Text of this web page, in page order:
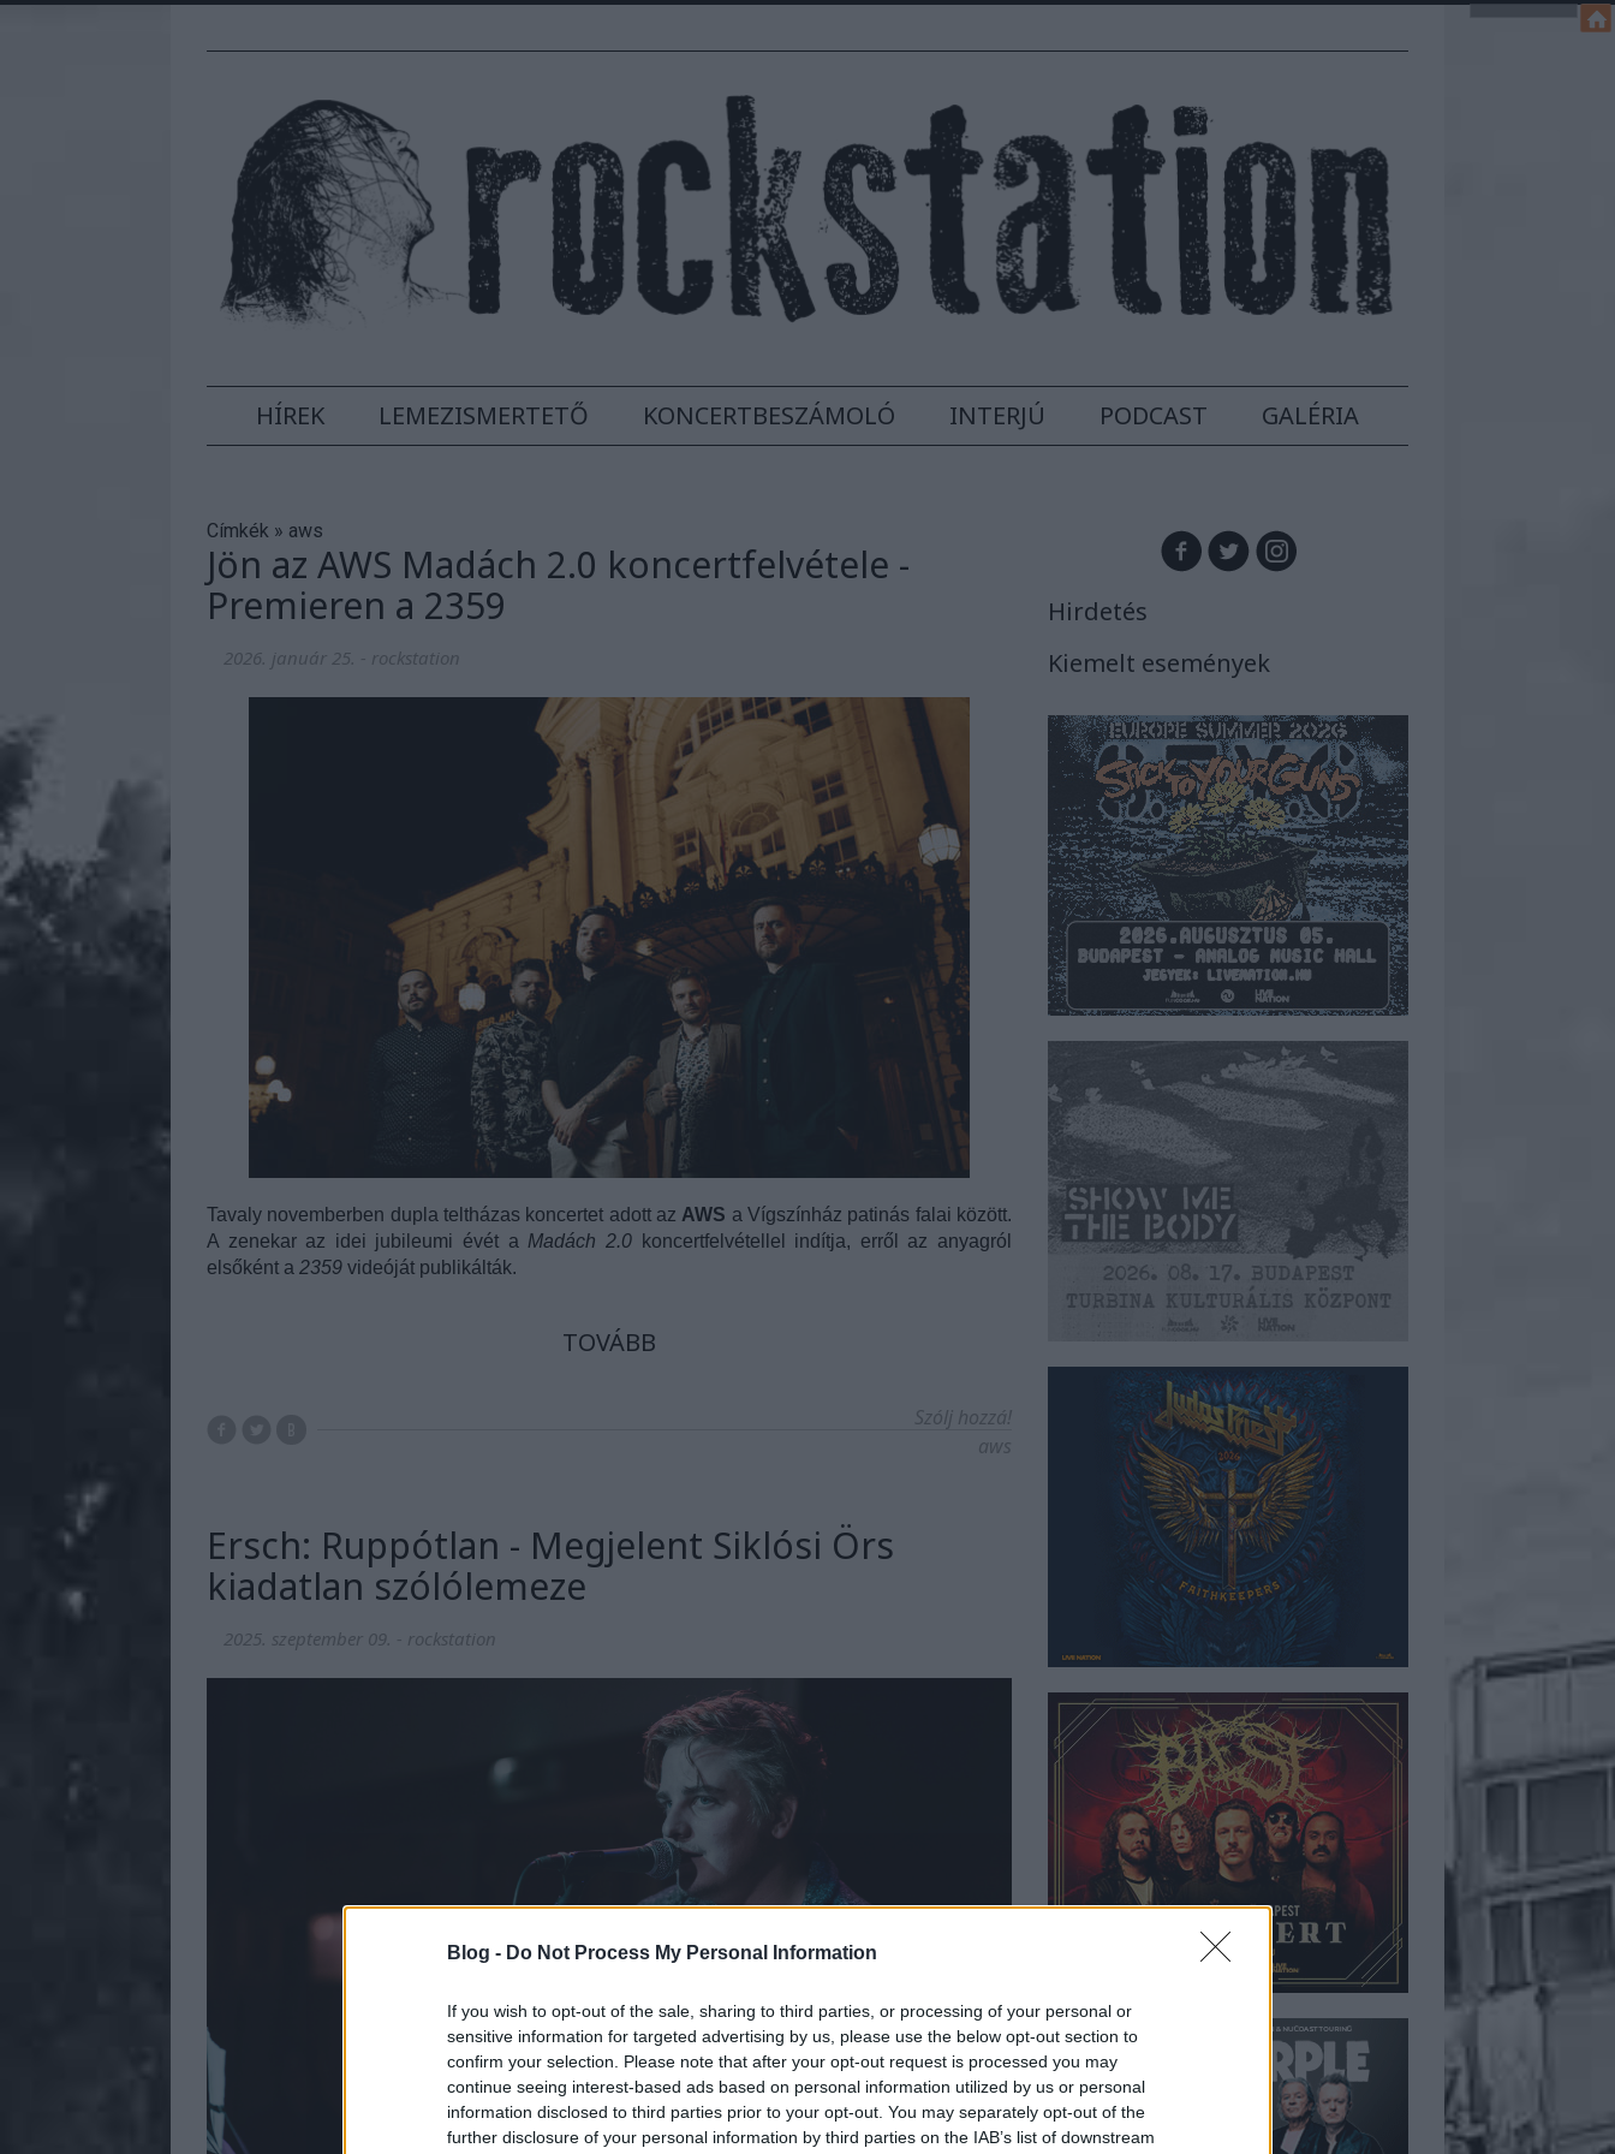
Blog - Do Not Process My Personal Information
If you wish to opt-out of the sale, sharing to third parties, or processing of your personal or
sensitive information for targeted advertising by us, please use the below opt-out section to
confirm your selection. Please note that after your opt-out request is processed you may
continue seeing interest-based ads based on personal information utilized by us or personal
information disclosed to third parties prior to your opt-out. You may separately opt-out of the
further disclosure of your personal information by third parties on the IAB’s list of downstream
HÍREK LEMEZISMERTETŐ KONCERTBESZÁMOLÓ INTERJÚ PODCAST GALÉRIA
Címkék » aws
Jön az AWS Madách 2.0 koncertfelvétele -
Premieren a 2359
2026. január 25. - rockstation
Tavaly novemberben dupla teltházas koncertet adott az AWS a Vígszínház patinás falai között.
A zenekar az idei jubileumi évét a Madách 2.0koncertfelvétellel indítja, erről az anyagról
elsőként a 2359 videóját publikálták.
TOVÁBB
Szólj hozzá!
aws
Ersch: Ruppótlan - Megjelent Siklósi Örs
kiadatlan szólólemeze
2025. szeptember 09. - rockstation
Hirdetés
Kiemelt események